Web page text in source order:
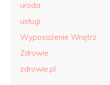
uroda
usługi
Wyposażenie Wnętrz
Zdrowie
zdrowie.pl